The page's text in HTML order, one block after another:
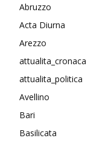
Abruzzo
Acta Diurna
Arezzo
attualita_cronaca
attualita_politica
Avellino
Bari
Basilicata